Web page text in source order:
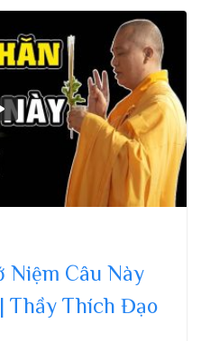
Niệm Câu Này
Thầy Thích Đạo